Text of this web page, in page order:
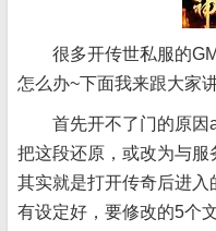
很多开传世私服的
怎么办~下面我来跟大家
首先开不了门的原因
把这段还原，或改为与服
其实就是打开传奇后进
有设定好，要修改的5个